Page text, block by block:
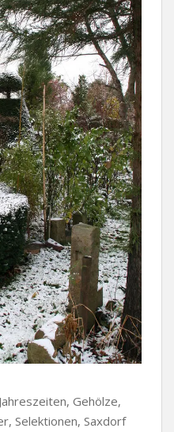
Gehölze,
Selektionen, Saxdorf